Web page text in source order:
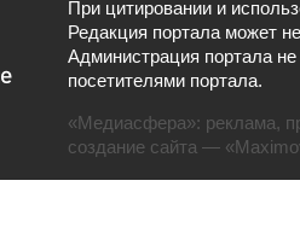
При цитировании и
Редакция портала может
Администрация портала
посетителями портала.
«Медиасфера»: реклама,
создание сайта —